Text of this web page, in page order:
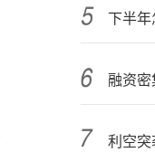
融资
利空